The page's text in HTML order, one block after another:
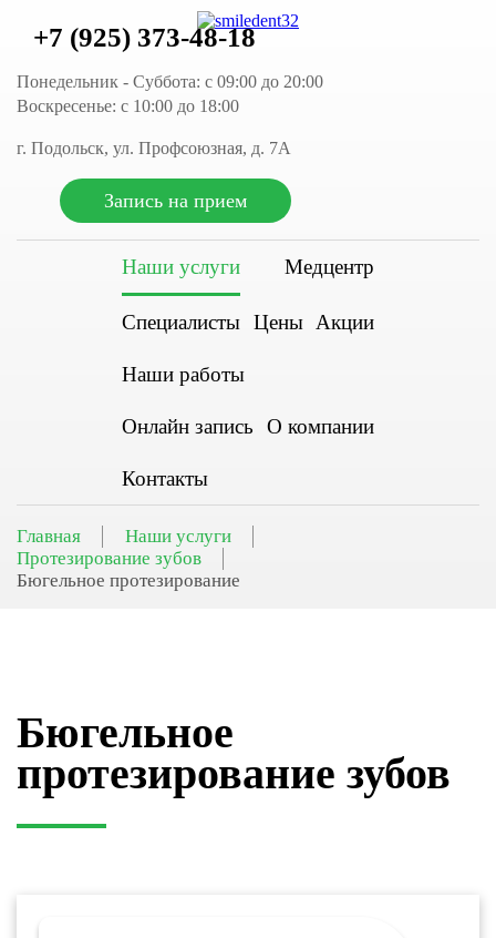
+7 (925) 373-48-18
Понедельник - Суббота: с 09:00 до 20:00
Воскресенье: с 10:00 до 18:00
г. Подольск, ул. Профсоюзная, д. 7А
Запись на прием
Наши услуги Медцентр
Специалисты Цены Акции
Наши работы
Онлайн запись О компании
Контакты
Главная
Наши услуги
Протезирование зубов
Бюгельное протезирование
Бюгельное
протезирование зубов